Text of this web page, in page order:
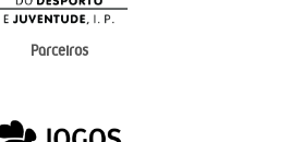
Parceiros